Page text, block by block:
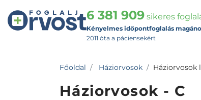
6 381 909 sikeres
Kényelmes időpontfoglalás
2011 óta a páciensekért
Főoldal Háziorvosok Háziorvosok
Háziorvosok - C